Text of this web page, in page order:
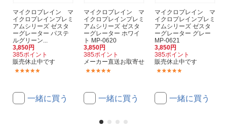
マイクロプレイン マ
イクロプレインプレミ
アムシリーズ ゼスタ
ーグレーター パステ
ルグリーン...
3,850円
385ポイント
販売休止中です
一緒に買う
マイクロプレイン マ
イクロプレインプレミ
アムシリーズ ゼスタ
ーグレーター ホワイ
ト MP-0620
3,850円
385ポイント
メーカー直送お取寄せ
一緒に買う
マイクロプレイン マ
イクロプレインプレミ
アムシリーズ ゼスタ
ーグレーター グレー
MP-0621
3,850円
385ポイント
販売休止中です
一緒に買う